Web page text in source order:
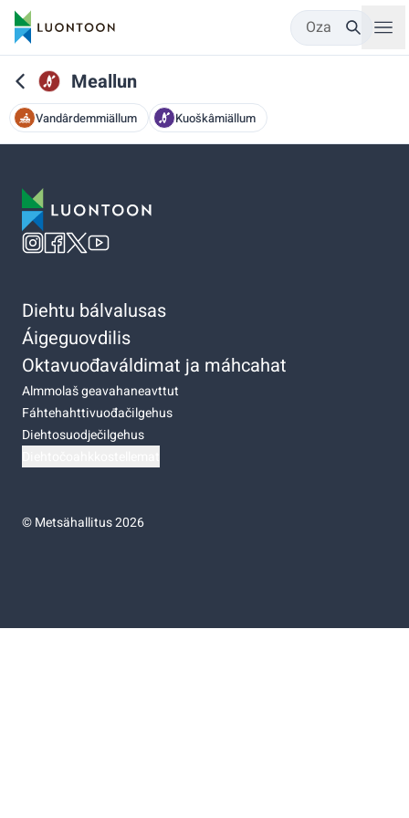
Oza
Meallun
Vandârdemmiällum Kuoškâmiällum
Diehtu bálvalusas
Áigeguovdilis
Oktavuođaváldimat ja máhcahat
Almmolaš geavahaneavttut
Fáhtehahttivuođačilgehus
Diehtosuodječilgehus
©Metsähallitus 2026